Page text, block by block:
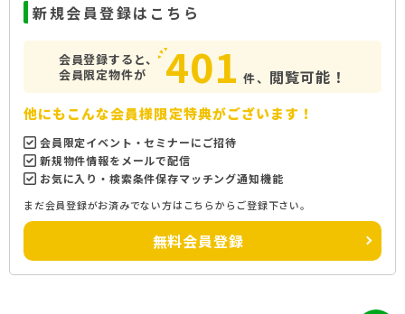
新規会員登録はこちら
会員登録すると、
会員限定物件が
401 件、 閲覧可能！
他にもこんな会員様限定特典がございます！
会員限定イベント・セミナーにご招待
新規物件情報をメールで配信
お気に入り・検索条件保存マッチング通知機能
まだ会員登録がお済みでない方はこちらからご登録下さい。
無料会員登録